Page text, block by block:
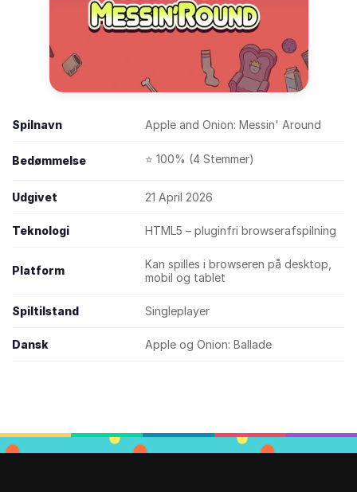
Spilnavn Apple and Onion: Messin' Around
Bedømmelse ⭐ 100% (4 Stemmer)
Udgivet 21 April 2026
Teknologi HTML5 – pluginfri browserafspilning
Platform
Kan spilles i browseren på desktop,
mobil og tablet
Spiltilstand Singleplayer
Dansk Apple og Onion: Ballade